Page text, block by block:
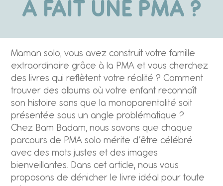
A FAIT UNE PMA ?
Maman solo, vous avez construit votre famille
extraordinaire grâce à la PMA et vous cherchez
des livres qui reflètent votre réalité ? Comment
trouver des albums où votre enfant reconnaît
son histoire sans que la monoparentalité soit
présentée sous un angle problématique ?
Chez Bam Badam, nous savons que chaque
parcours de PMA solo mérite d’être célébré
avec des mots justes et des images
bienveillantes. Dans cet article, nous vous
proposons de dénicher le livre idéal pour toute